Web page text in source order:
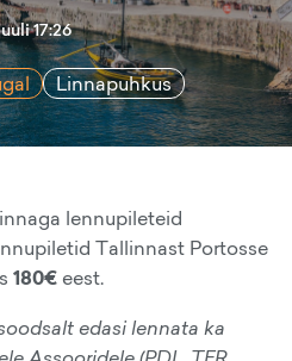
17:26
Linnapuhkus
lennupileteid
Tallinnast Portosse
180€ eest.
edasi lennata ka